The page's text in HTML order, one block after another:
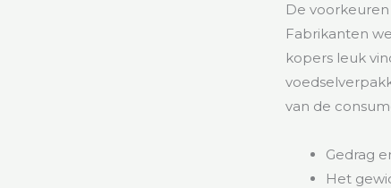
De
Fabrikanten
kopers leuk
van de
Gedrag
Het